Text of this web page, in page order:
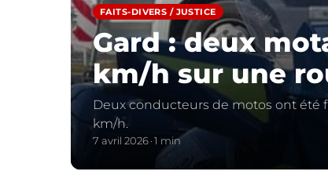
FAITS-DIVERS / JUSTICE
Gard : deux
km/h sur une
Deux conducteurs de motos ont été
km/h.
7 avril 2026 1 min